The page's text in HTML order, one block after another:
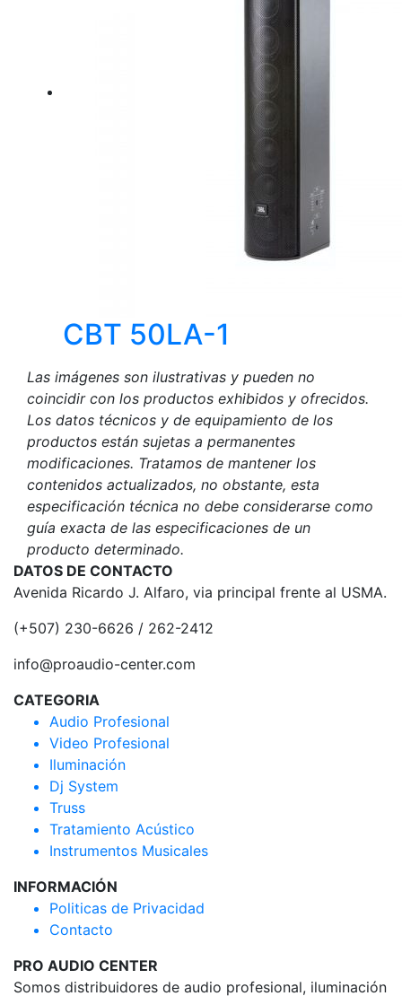
CBT 50LA-1
Las imágenes son ilustrativas y pueden no
coincidir con los productos exhibidos y ofrecidos.
Los datos técnicos y de equipamiento de los
productos están sujetas a permanentes
modificaciones. Tratamos de mantener los
contenidos actualizados, no obstante, esta
especificación técnica no debe considerarse como
guía exacta de las especificaciones de un
producto determinado.
DATOS DE CONTACTO
Avenida Ricardo J. Alfaro, via principal frente al USMA.
(+507) 230-6626 / 262-2412
info@proaudio-center.com
CATEGORIA
Audio Profesional
Video Profesional
Iluminación
Dj System
Truss
Tratamiento Acústico
Instrumentos Musicales
INFORMACIÓN
Politicas de Privacidad
Contacto
PRO AUDIO CENTER
Somos distribuidores de audio profesional, iluminación